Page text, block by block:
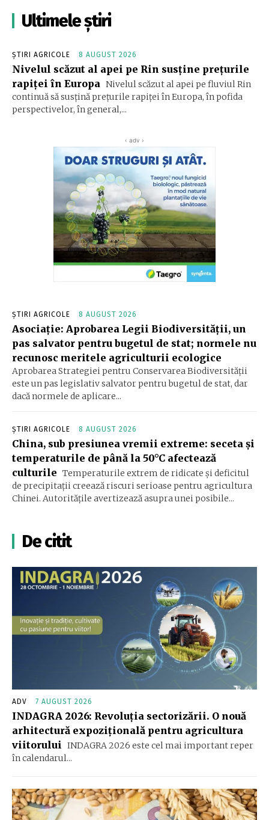
Ultimele știri
ȘTIRI AGRICOLE 8 AUGUST 2026
Nivelul scăzut al apei pe Rin susține prețurile
rapiței în Europa Nivelul scăzut al apei pe fluviul Rin
continuă să susțină prețurile rapiței în Europa, în pofida
perspectivelor, în general,...
‹ adv ›
ȘTIRI AGRICOLE 8 AUGUST 2026
Asociație: Aprobarea Legii Biodiversității, un
pas salvator pentru bugetul de stat; normele nu
recunosc meritele agriculturii ecologice
Aprobarea Strategiei pentru Conservarea Biodiversității
este un pas legislativ salvator pentru bugetul de stat, dar
dacă normele de aplicare...
ȘTIRI AGRICOLE 8 AUGUST 2026
China, sub presiunea vremii extreme: seceta și
temperaturile de până la 50°C afectează
culturile Temperaturile extrem de ridicate și deficitul
de precipitații creează riscuri serioase pentru agricultura
Chinei. Autoritățile avertizează asupra unei posibile...
De citit
ADV 7 AUGUST 2026
INDAGRA 2026: Revoluția sectorizării. O nouă
arhitectură expozițională pentru agricultura
viitorului INDAGRA 2026 este cel mai important reper
în calendarul...